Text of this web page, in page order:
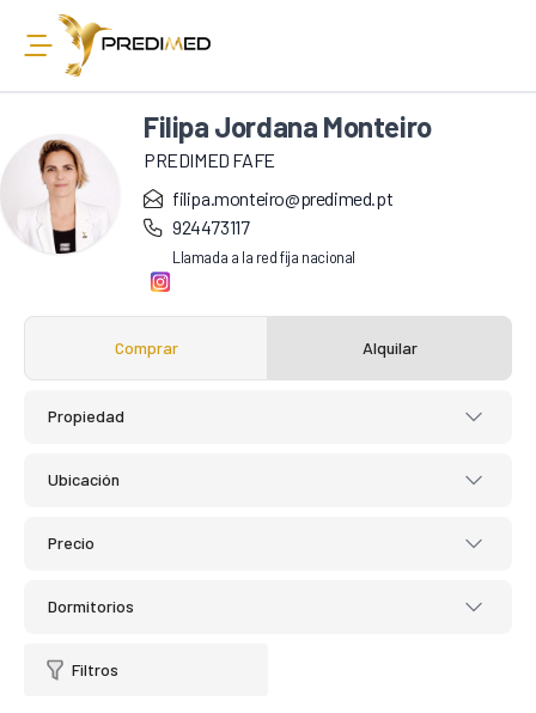
Filipa Jordana Monteiro
PREDIMED FAFE
filipa.monteiro@predimed.pt
924473117
Llamada a la red fija nacional
Comprar Alquilar
Propiedad
Ubicación
Precio
Dormitorios
Filtros